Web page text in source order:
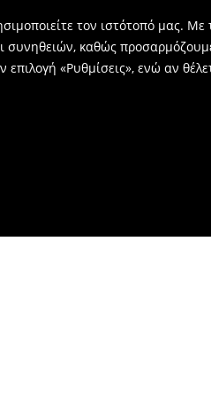
τον ιστότοπό μας.
συνηθειών, καθώς
«Ρυθμίσεις», ενώ αν